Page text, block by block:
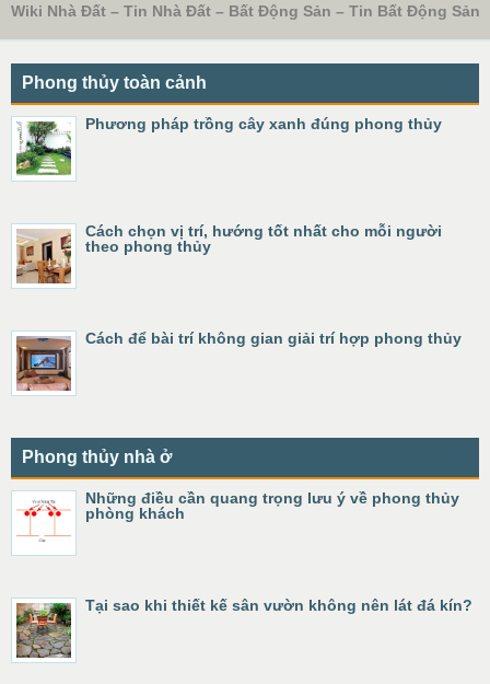
Wiki Nhà Đất – Tin Nhà Đất – Bất Động Sản – Tin Bất Động Sản
Phong thủy toàn cảnh
Phương pháp trồng cây xanh đúng phong thủy
Cách chọn vị trí, hướng tốt nhất cho mỗi người
theo phong thủy
Cách để bài trí không gian giải trí hợp phong thủy
Phong thủy nhà ở
Những điều cần quang trọng lưu ý về phong thủy
phòng khách
Tại sao khi thiết kế sân vườn không nên lát đá kín?